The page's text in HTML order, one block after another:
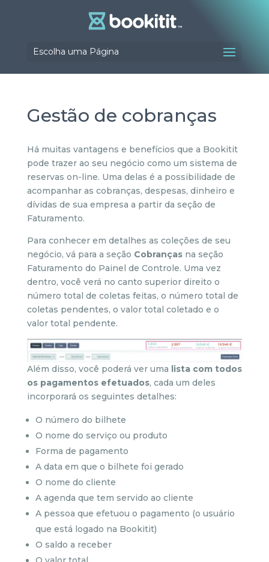
Escolha uma Página
Gestão de cobranças
Há muitas vantagens e benefícios que a Bookitit
pode trazer ao seu negócio como um sistema de
reservas on-line. Uma delas é a possibilidade de
acompanhar as cobranças, despesas, dinheiro e
dívidas de sua empresa a partir da seção de
Faturamento.
Para conhecer em detalhes as coleções de seu
negócio, vá para a seção Cobrançasna seção
Faturamento do Painel de Controle. Uma vez
dentro, você verá no canto superior direito o
número total de coletas feitas, o número total de
coletas pendentes, o valor total coletado e o
valor total pendente.
Além disso, você poderá ver uma lista com todos
os pagamentos efetuados, cada um deles
incorporará os seguintes detalhes:
O número do bilhete
O nome do serviço ou produto
Forma de pagamento
A data em que o bilhete foi gerado
O nome do cliente
A agenda que tem servido ao cliente
A pessoa que efetuou o pagamento (o usuário
que está logado na Bookitit)
O saldo a receber